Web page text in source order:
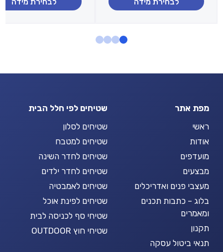
⁦₪2,699.00⁩ עד
מפת אתר
ראשי
אודות
מועדפים
מבצעים
מעצבי פנים ואדריכלים
בלוג – כתבות תכנים
ומאמרים
תקנון
תנאי ביטול עסקה
שטיחים לפי חלל הבית
שטיחים לסלון
שטיחים למטבח
שטיחים לחדר השינה
שטיחים לחדר ילדים
שטיחים לאמבטיה
שטיחים לפינת אוכל
שטיחי סף לכניסה לבית
שטיחי חוץ OUTDOOR